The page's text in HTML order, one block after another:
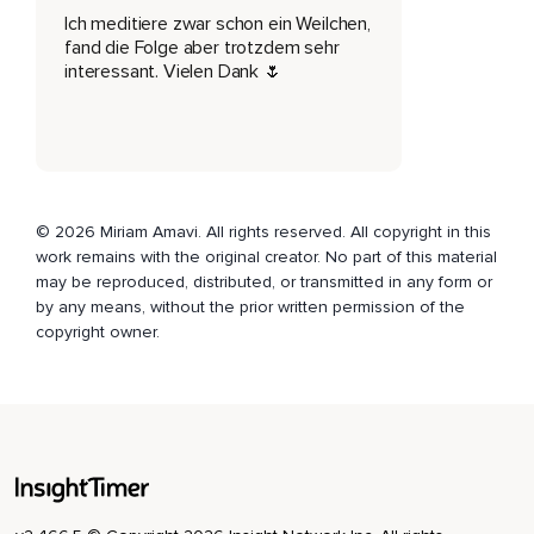
meditiert,
Sondern auch ganz ganz langsam anfangen kann und nicht
dass da jeder einfach so das finden kann,
Was gut tut,
Wenn es überhaupt Meditation ist,
Was einem selber die Möglichkeit gibt,
Ich meditiere zwar schon ein Weilchen,
fand die Folge aber trotzdem sehr
interessant. Vielen Dank 🌷
© 2026 Miriam Amavi. All rights reserved. All copyright in this
work remains with the original creator. No part of this material
may be reproduced, distributed, or transmitted in any form or
by any means, without the prior written permission of the
copyright owner.